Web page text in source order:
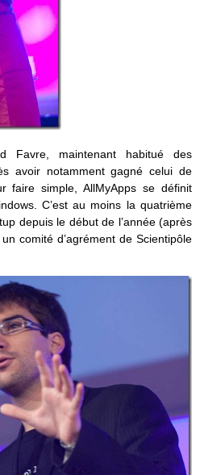
Favre, maintenant habitué des
avoir notamment gagné celui de
faire simple, AllMyApps se définit
C’est au moins la quatrième
depuis le début de l’année (après
comité d’agrément de Scientipôle